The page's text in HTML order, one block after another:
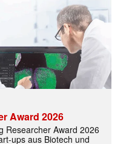
Award 2026
Researcher Award 2026
ups aus Biotech und